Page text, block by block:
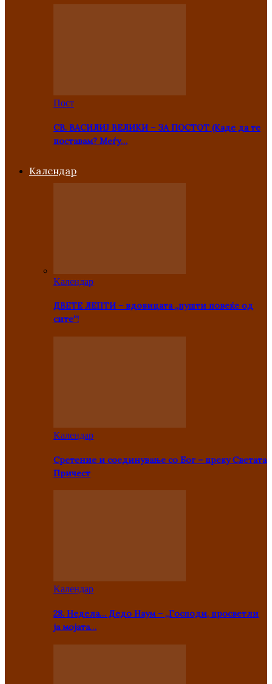
Пост
СВ. ВАСИЛИЈ ВЕЛИКИ – ЗА ПОСТОТ (Каде да те
поставам? Меѓу…
Kалендар
Kалендар
ДВЕТЕ ЛЕПТИ – вдовицата „пушти повеќе од
сите“!
Kалендар
Сретение и соединување со Бог – преку Светата
Причест
Kалендар
28. Недела… Дедо Наум – „Господи, просветли
ја мојата…